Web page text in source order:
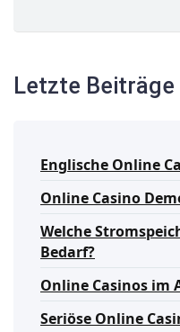
Letzte Beiträge
Englische Online
Online Casino
Welche
Bedarf?
Online Casinos im
Seriöse Online